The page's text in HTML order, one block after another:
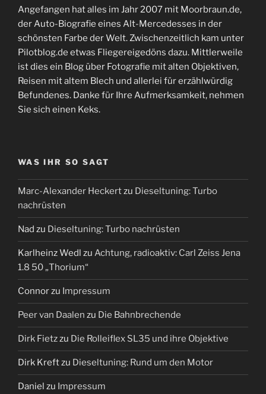
Angefangen hat alles im Jahr 2007 mit Moorbraun.de,
der Auto-Biografie eines Alt-Mercedesses in der
schönsten Farbe der Welt. Zwischenzeitlich kam unter
Pilotblog.de etwas Fliegereigedöns dazu. Mittlerweile
ist dies ein Blog über Fotografie mit alten Objektiven,
Reisen mit altem Blech und allerlei für erzählwürdig
Befundenes. Danke für Ihre Aufmerksamkeit, nehmen
Sie sich einen Keks.
WAS IHR SO SAGT
Marc-Alexander Heckertzu Dieseltuning: Turbo
nachrüsten
Nad zu Dieseltuning: Turbo nachrüsten
Karlheinz Wedl zu Achtung, radioaktiv: Carl Zeiss Jena
1.8 50 „Thorium“
Connorzu Impressum
Peer van Daalen zu Die Bahnbrechende
Dirk Fietzzu Die Rolleiflex SL35 und ihre Objektive
Dirk Kreftzu Dieseltuning: Rund um den Motor
Daniel zu Impressum